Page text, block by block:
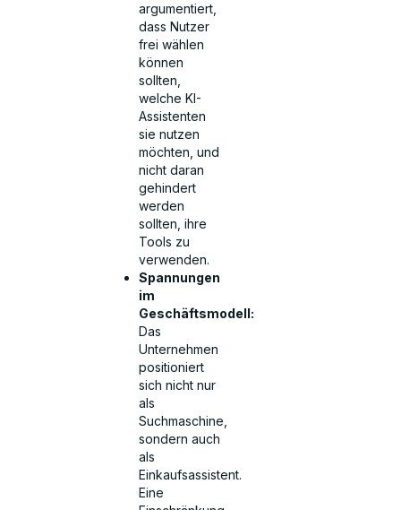
argumentiert,
dass Nutzer
frei wählen
können
sollten,
welche KI-
Assistenten
sie nutzen
möchten, und
nicht daran
gehindert
werden
sollten, ihre
Tools zu
verwenden.
Spannungen
im
Geschäftsmodell:
Das
Unternehmen
positioniert
sich nicht nur
als
Suchmaschine,
sondern auch
als
Einkaufsassistent.
Eine